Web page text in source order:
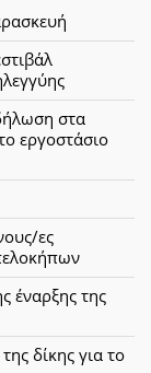
στα
εργοστάσιο
ες
έναρξης της
δίκης για το